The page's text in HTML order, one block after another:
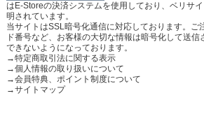
はE-Storeの決済システムを使用しており、ベリサ
明されています。
当サイトはSSL暗号化通信に対応しております。ご
ド番号など、お客様の大切な情報は暗号化して送
できないようになっております。
→特定商取引法に関する表示
→個人情報の取り扱いについて
→会員特典、ポイント制度について
→サイトマップ